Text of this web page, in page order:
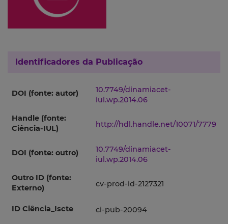
Identificadores da Publicação
DOI (fonte: autor)
10.7749/dinamiacet-
iul.wp.2014.06
Handle (fonte:
Ciência-IUL)
http://hdl.handle.net/10071/7779
DOI (fonte: outro)
10.7749/dinamiacet-
iul.wp.2014.06
Outro ID (fonte:
Externo)
cv-prod-id-2127321
ID Ciência_Iscte ci-pub-20094